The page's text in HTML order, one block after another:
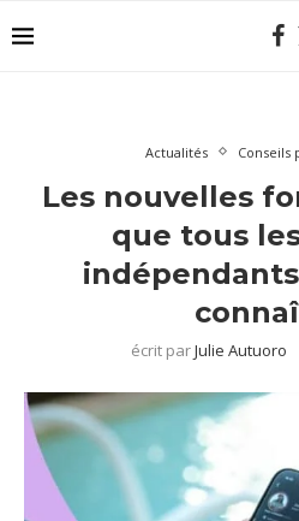
Actualités Conseils
Les nouvelles
que tous
écrit parJulie Autuoro